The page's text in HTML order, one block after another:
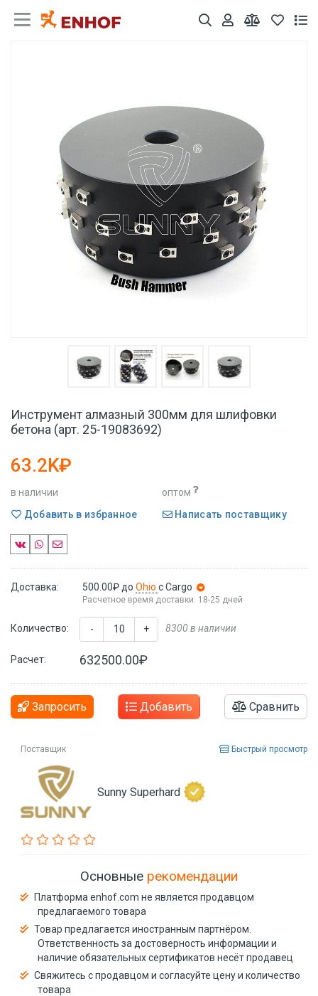
Инструмент алмазный 300мм для шлифовки
бетона (арт. 25-19083692)
63.2K₽
в наличии
оптом
Добавить в избранное
Написать поставщику
Доставка: 500.00₽ до Ohio с Cargo
Расчетное время доставки: 18-25 дней
Количество: - + 8300 в наличии
Расчет: 632500.00₽
Запросить Добавить Сравнить
Поставщик Быстрый просмотр
Sunny Superhard
Основные рекомендации
Платформа enhof.com не является продавцом
предлагаемого товара
Товар предлагается иностранным партнёром.
Ответственность за достоверность информации и
наличие обязательных сертификатов несёт продавец
Свяжитесь с продавцом и согласуйте цену и количество
товара